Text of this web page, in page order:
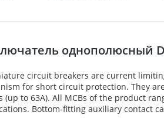
однополюсный D
circuit breakers are current
for short circuit protection. They are
to 63A). All MCBs of the product
Bottom-fitting auxiliary contact